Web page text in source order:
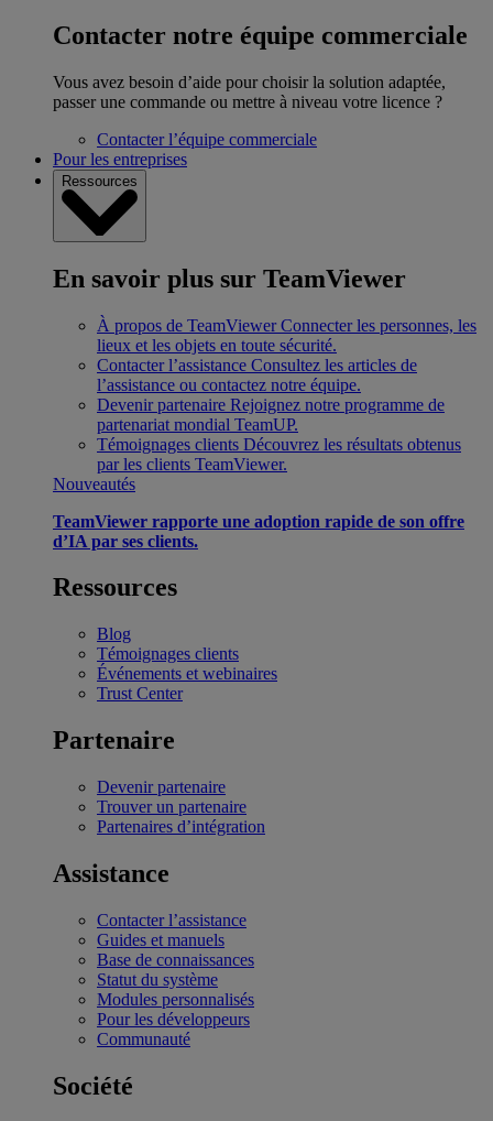
Contacter notre équipe commerciale
Vous avez besoin d’aide pour choisir la solution adaptée,
passer une commande ou mettre à niveau votre licence ?
Contacter l’équipe commerciale
Pour les entreprises
Ressources
En savoir plus sur TeamViewer
À propos de TeamViewer Connecter les personnes, les
lieux et les objets en toute sécurité.
Contacter l’assistance Consultez les articles de
l’assistance ou contactez notre équipe.
Devenir partenaire Rejoignez notre programme de
partenariat mondial TeamUP.
Témoignages clients Découvrez les résultats obtenus
par les clients TeamViewer.
Nouveautés
TeamViewer rapporte une adoption rapide de son offre
d’IA par ses clients.
Ressources
Blog
Témoignages clients
Événements et webinaires
Trust Center
Partenaire
Devenir partenaire
Trouver un partenaire
Partenaires d’intégration
Assistance
Contacter l’assistance
Guides et manuels
Base de connaissances
Statut du système
Modules personnalisés
Pour les développeurs
Communauté
Société